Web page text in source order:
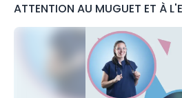
ATTENTION AU MUGUET ET À